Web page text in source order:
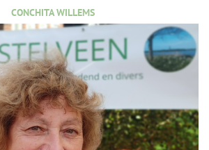
CONCHITA WILLEMS